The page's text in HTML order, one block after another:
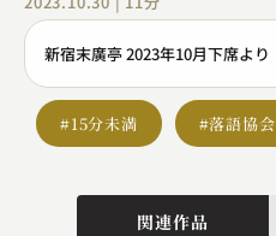
新宿末廣亭 2023年10月下席より
#15分未満 #落語協会
関連作品